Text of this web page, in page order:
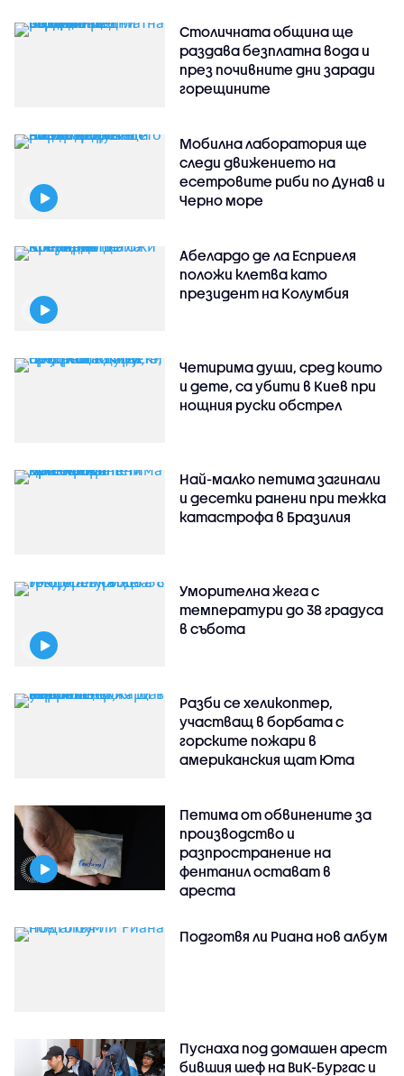
Столичната община ще
раздава безплатна вода и
през почивните дни заради
горещините
Мобилна лаборатория ще
следи движението на
есетровите риби по Дунав и
Черно море
Абелардо де ла Есприеля
положи клетва като
президент на Колумбия
Четирима души, сред които
и дете, са убити в Киев при
нощния руски обстрел
Най-малко петима загинали
и десетки ранени при тежка
катастрофа в Бразилия
Уморителна жега с
температури до 38 градуса
в събота
Разби се хеликоптер,
участващ в борбата с
горските пожари в
американския щат Юта
Петима от обвинените за
производство и
разпространение на
фентанил остават в
ареста
Подготвя ли Риана нов албум
Пуснаха под домашен арест
бившия шеф на ВиК-Бургас и